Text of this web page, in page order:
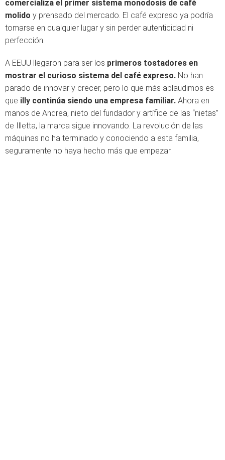
comercializa el primer sistema monodosis de café
molido y prensado del mercado. El café expreso ya podría
tomarse en cualquier lugar y sin perder autenticidad ni
perfección.
A EEUU llegaron para ser los primeros tostadores en
mostrar el curioso sistema del café expreso. No han
parado de innovar y crecer, pero lo que más aplaudimos es
que illy continúa siendo una empresa familiar. Ahora en
manos de Andrea, nieto del fundador y artífice de las “nietas”
de Illetta, la marca sigue innovando. La revolución de las
máquinas no ha terminado y conociendo a esta familia,
seguramente no haya hecho más que empezar.